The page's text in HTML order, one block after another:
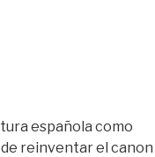
española como
reinventar el canon